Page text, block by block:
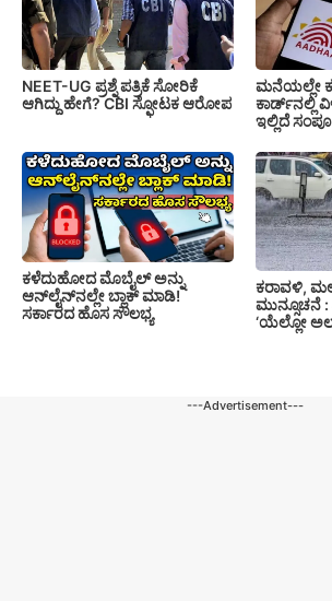
NEET-UG ಪ್ರಶ್ನೆ ಪತ್ರಿಕೆ ಸೋರಿಕೆ
ಆಗಿದ್ದು ಹೇಗೆ? CBI ಸ್ಫೋಟಕ ಆರೋಪ
ಮನೆಯಲ್ಲೇ
ಕಾರ್ಡ್‌ನಲ್ಲಿ
ಇಲ್ಲಿದೆ
ಕಳೆದುಹೋದ ಮೊಬೈಲ್ ಅನ್ನು
ಆನ್‌ಲೈನ್‌ನಲ್ಲೇ ಬ್ಲಾಕ್ ಮಾಡಿ!
ಸರ್ಕಾರದ ಹೊಸ ಸೌಲಭ್ಯ
ಕರಾವಳಿ,
ಮುನ್ಸೂಚನೆ
‘ಯೆಲ್ಲೋ
---Advertisement---